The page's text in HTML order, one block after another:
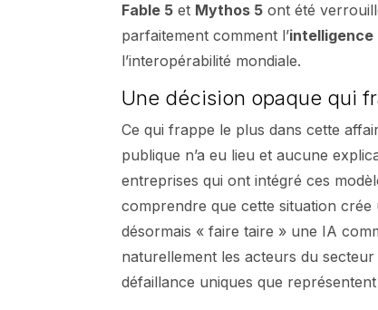
Fable 5 et Mythos 5 ont été
parfaitement comment l’
l’interopérabilité mondiale.
Une décision opaque qui
Ce qui frappe le plus dans cette
publique n’a eu lieu et aucune
entreprises qui ont intégré ces
comprendre que cette situation
désormais « faire taire » une IA
naturellement les acteurs du
défaillance uniques que